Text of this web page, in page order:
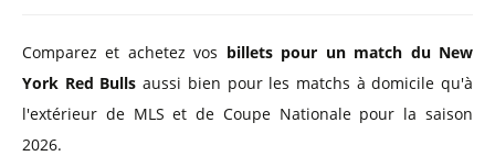
Comparez et achetez vos billets pour un match du New
York Red Bulls aussi bien pour les matchs à domicile qu'à
l'extérieur de MLS et de Coupe Nationale pour la saison
2026.